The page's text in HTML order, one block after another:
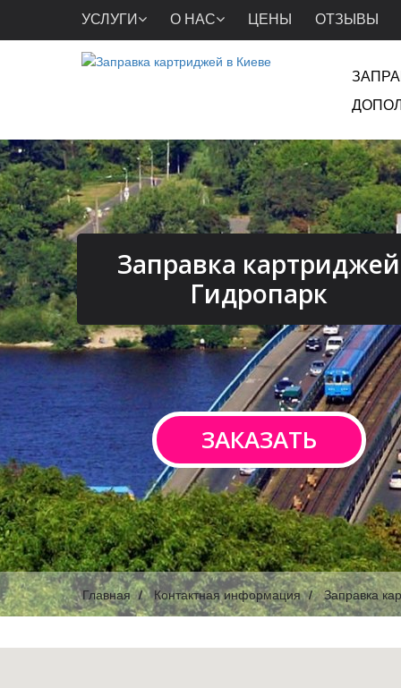
УСЛУГИ О НАС ЦЕНЫ ОТЗЫВЫ
Заправка картриджей
Гидропарк
ЗАКАЗАТЬ
Главная Контактная информация Заправка